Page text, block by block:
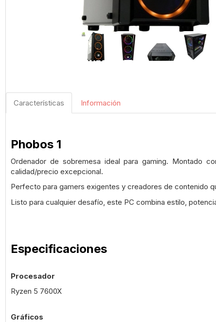
Características Información
Phobos 1
Ordenador de sobremesa ideal para gaming. Montado
calidad/precio excepcional.
Perfecto para gamers exigentes y creadores de contenido
Listo para cualquier desafío, este PC combina estilo,
Especificaciones
Procesador
Ryzen 5 7600X
Gráficos